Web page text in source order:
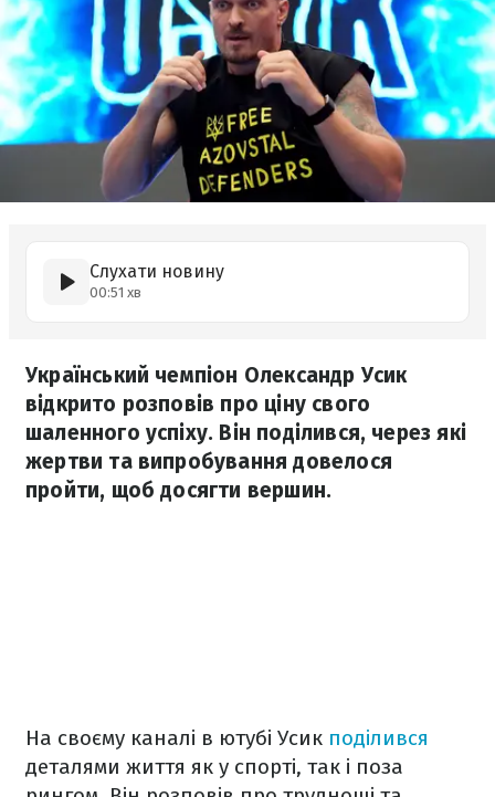
Слухати новину
00:51 хв
Український чемпіон Олександр Усик
відкрито розповів про ціну свого
шаленного успіху. Він поділився, через які
жертви та випробування довелося
пройти, щоб досягти вершин.
На своєму каналі в ютубі Усик поділився
деталями життя як у спорті, так і поза